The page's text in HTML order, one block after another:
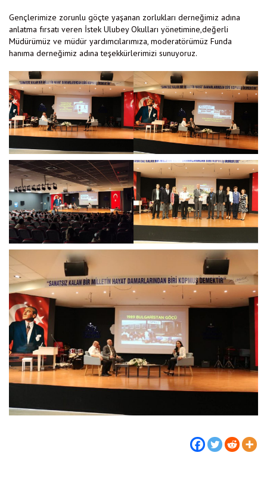
Gençlerimize zorunlu göçte yaşanan zorlukları derneğimiz adına
anlatma fırsatı veren İstek Ulubey Okulları yönetimine,değerli
Müdürümüz ve müdür yardımcılarımıza, moderatörümüz Funda
hanıma derneğimiz adına teşekkürlerimizi sunuyoruz.